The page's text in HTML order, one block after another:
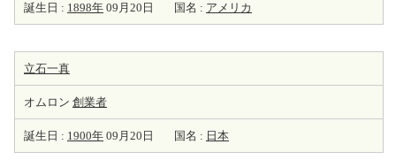
誕生日 : 1898年 09月20日 国名 : アメリカ
立石一真
オムロン 創業者
誕生日 : 1900年 09月20日 国名 : 日本